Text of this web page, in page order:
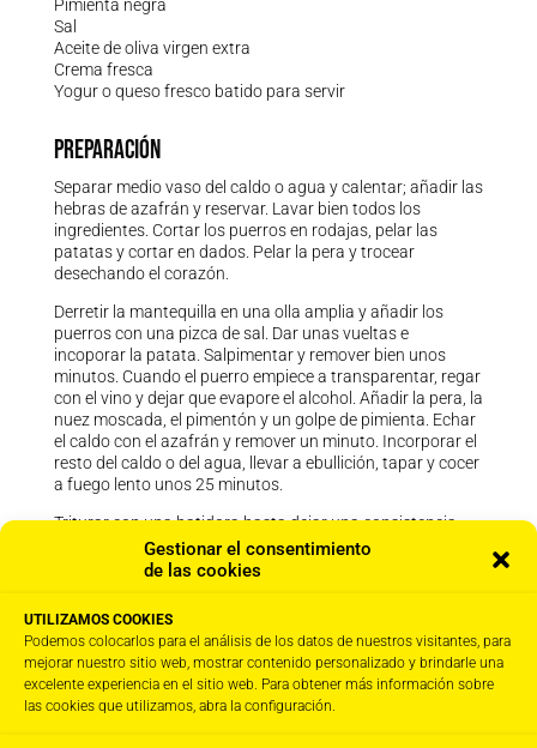
Gestionar el consentimiento
de las cookies
UTILIZAMOS COOKIES
Podemos colocarlos para el análisis de los datos de nuestros visitantes, para
mejorar nuestro sitio web, mostrar contenido personalizado y brindarle una
excelente experiencia en el sitio web. Para obtener más información sobre
las cookies que utilizamos, abra la configuración.
Pimienta negra
Sal
Aceite de oliva virgen extra
Crema fresca
Yogur o queso fresco batido para servir
PREPARACIÓN
Separar medio vaso del caldo o agua y calentar; añadir las
hebras de azafrán y reservar. Lavar bien todos los
ingredientes. Cortar los puerros en rodajas, pelar las
patatas y cortar en dados. Pelar la pera y trocear
desechando el corazón.
Derretir la mantequilla en una olla amplia y añadir los
puerros con una pizca de sal. Dar unas vueltas e
incoporar la patata. Salpimentar y remover bien unos
minutos. Cuando el puerro empiece a transparentar, regar
con el vino y dejar que evapore el alcohol. Añadir la pera, la
nuez moscada, el pimentón y un golpe de pimienta. Echar
el caldo con el azafrán y remover un minuto. Incorporar el
resto del caldo o del agua, llevar a ebullición, tapar y cocer
a fuego lento unos 25 minutos.
Triturar con una batidora hasta dejar una consistencia
melosa, ajustando la cantidad de líquido al gusto. Probar
y corregir de sal, si fuera necesario. Servir con un golpe de